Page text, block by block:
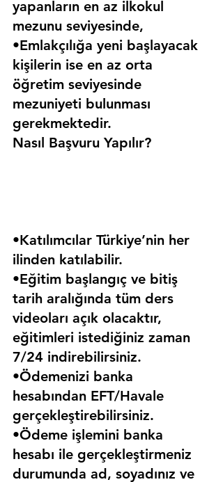
yapanların en az ilkokul
mezunu seviyesinde,
•Emlakçılığa yeni başlayacak
kişilerin ise en az orta
öğretim seviyesinde
mezuniyeti bulunması
gerekmektedir.
Nasıl Başvuru Yapılır?
•Katılımcılar Türkiye’nin her
ilinden katılabilir.
•Eğitim başlangıç ve bitiş
tarih aralığında tüm ders
videoları açık olacaktır,
eğitimleri istediğiniz zaman
7/24 indirebilirsiniz.
•Ödemenizi banka
hesabından EFT/Havale
gerçekleştirebilirsiniz.
•Ödeme işlemini banka
hesabı ile gerçekleştirmeniz
durumunda ad, soyadınız ve